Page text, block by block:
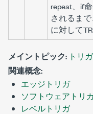
repeat、if
されるま
に対して
メイントピック: トリガ
関連概念:
エッジトリガ
ソフトウェアトリ
レベルトリガ